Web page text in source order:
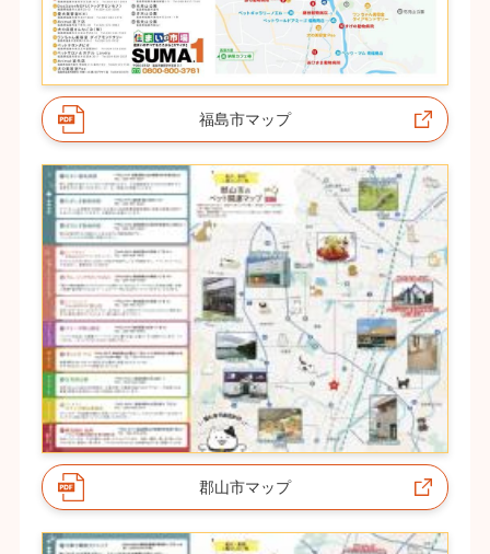
福島市マップ
郡山市マップ